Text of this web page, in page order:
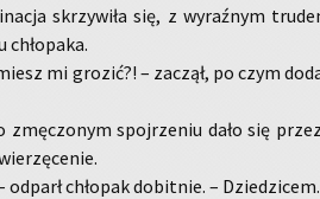
skrzy­wi­ła się, z wy­raź­nym
chło­pa­ka.
mi gro­zić?! – za­czął, po czym
zmę­czo­nym spoj­rze­niu dało się
od­parł chło­pak do­bit­nie. –